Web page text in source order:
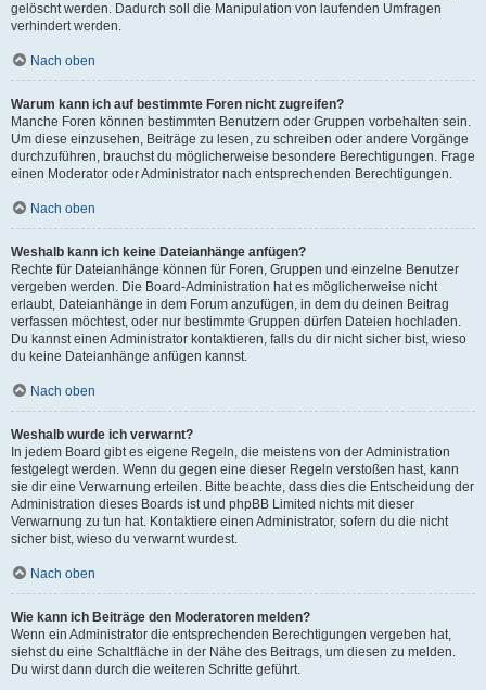
gelöscht werden. Dadurch soll die Manipulation von laufenden Umfragen
verhindert werden.
Nach oben
Warum kann ich auf bestimmte Foren nicht zugreifen?
Manche Foren können bestimmten Benutzern oder Gruppen vorbehalten sein.
Um diese einzusehen, Beiträge zu lesen, zu schreiben oder andere Vorgänge
durchzuführen, brauchst du möglicherweise besondere Berechtigungen. Frage
einen Moderator oder Administrator nach entsprechenden Berechtigungen.
Nach oben
Weshalb kann ich keine Dateianhänge anfügen?
Rechte für Dateianhänge können für Foren, Gruppen und einzelne Benutzer
vergeben werden. Die Board-Administration hat es möglicherweise nicht
erlaubt, Dateianhänge in dem Forum anzufügen, in dem du deinen Beitrag
verfassen möchtest, oder nur bestimmte Gruppen dürfen Dateien hochladen.
Du kannst einen Administrator kontaktieren, falls du dir nicht sicher bist, wieso
du keine Dateianhänge anfügen kannst.
Nach oben
Weshalb wurde ich verwarnt?
In jedem Board gibt es eigene Regeln, die meistens von der Administration
festgelegt werden. Wenn du gegen eine dieser Regeln verstoßen hast, kann
sie dir eine Verwarnung erteilen. Bitte beachte, dass dies die Entscheidung der
Administration dieses Boards ist und phpBB Limited nichts mit dieser
Verwarnung zu tun hat. Kontaktiere einen Administrator, sofern du die nicht
sicher bist, wieso du verwarnt wurdest.
Nach oben
Wie kann ich Beiträge den Moderatoren melden?
Wenn ein Administrator die entsprechenden Berechtigungen vergeben hat,
siehst du eine Schaltfläche in der Nähe des Beitrags, um diesen zu melden.
Du wirst dann durch die weiteren Schritte geführt.